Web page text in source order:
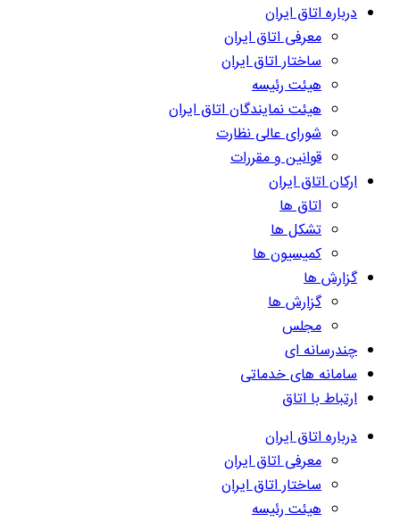
درباره اتاق ایران
معرفی اتاق ایران
ساختار اتاق ایران
هیئت رئیسه
هیئت نمایندگان اتاق ایران
شورای عالی نظارت
قوانین و مقررات
ارکان اتاق ایران
اتاق ها
تشکل ها
کمیسیون ها
گزارش ها
گزارش ها
مجلس
چندرسانه ای
سامانه های خدماتی
ارتباط با اتاق
درباره اتاق ایران
معرفی اتاق ایران
ساختار اتاق ایران
هیئت رئیسه